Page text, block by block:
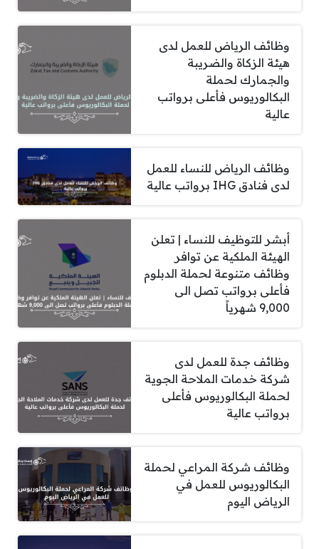
وظائف الرياض للعمل لدى
هيئة الزكاة والضريبة
والجمارك لحملة
البكالوريوس فأعلى برواتب
عالية
وظائف الرياض للنساء للعمل
لدى فنادق IHG برواتب عالية
أبشر للتوظيف للنساء | تعلن
الهيئة الملكية عن توافر
وظائف متنوعة لحملة الدبلوم
فأعلى برواتب تصل الى
9,000 شهرياً
وظائف جدة للعمل لدى
شركة خدمات الملاحة الجوية
لحملة البكالوريوس فأعلى
برواتب عالية
وظائف شركة المراعي لحملة
البكالوريوس للعمل في
الرياض اليوم